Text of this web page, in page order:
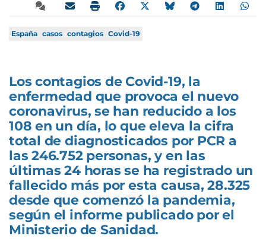
España casos contagios Covid-19
Los contagios de Covid-19, la
enfermedad que provoca el nuevo
coronavirus, se han reducido a los
108 en un día, lo que eleva la cifra
total de diagnosticados por PCR a
las 246.752 personas, y en las
últimas 24 horas se ha registrado un
fallecido más por esta causa, 28.325
desde que comenzó la pandemia,
según el informe publicado por el
Ministerio de Sanidad.